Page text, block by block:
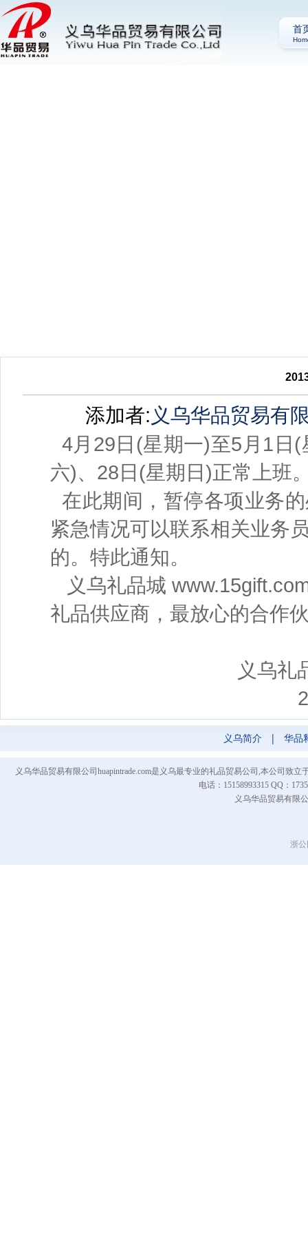
首
添加者: 义乌华品贸易有
4月29日(星期一)至5月1日
六)、28日(星期日)正常上班
在此期间，暂停各项业务
紧急情况可以联系相关业务
的。特此通知。
义乌礼品城
礼品供应商，最放心的合作
义乌礼品城（
2013-
义乌简介 | 华品
义乌华品贸易有限公司huapintrade.com是义乌最专业的礼品贸易公司,本公司致
电话：15158993315 QQ：
义乌华品贸易有限
浙公